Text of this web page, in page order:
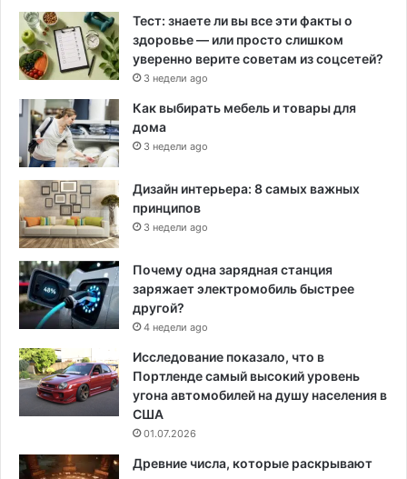
Тест: знаете ли вы все эти факты о
здоровье — или просто слишком
уверенно верите советам из соцсетей?
3 недели ago
Как выбирать мебель и товары для
дома
3 недели ago
Дизайн интерьера: 8 самых важных
принципов
3 недели ago
Почему одна зарядная станция
заряжает электромобиль быстрее
другой?
4 недели ago
Исследование показало, что в
Портленде самый высокий уровень
угона автомобилей на душу населения в
США
01.07.2026
Древние числа, которые раскрывают